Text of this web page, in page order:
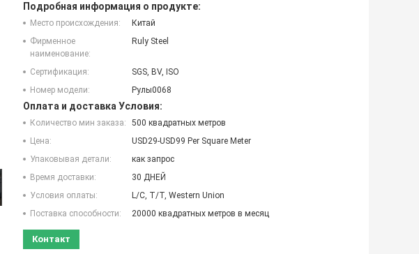
Подробная информация о продукте:
Место происхождения:
Китай
Фирменное
наименование:
Ruly Steel
Сертификация:
SGS, BV, ISO
Номер модели:
Рулы0068
Оплата и доставка Условия:
Количество мин заказа:
500 квадратных метров
Цена:
USD29-USD99 Per Square Meter
Упаковывая детали:
как запрос
Время доставки:
30 ДНЕЙ
Условия оплаты:
L/C, T/T, Western Union
Поставка способности:
20000 квадратных метров в месяц
Контакт